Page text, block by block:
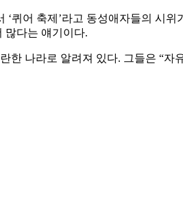
‘퀴어 축제’라고 동성애자들의 시
많다는 얘기이다.
한 나라로 알려져 있다. 그들은 “